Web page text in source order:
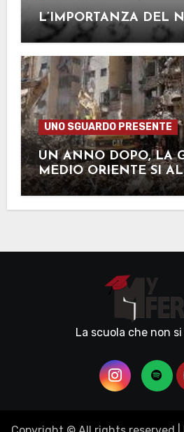
L’IMPORTANZA DEL
UNO SGUARDO PRESENTE
UN ANNO DOPO, LA
MEDIO ORIENTE SI
La scuola che non